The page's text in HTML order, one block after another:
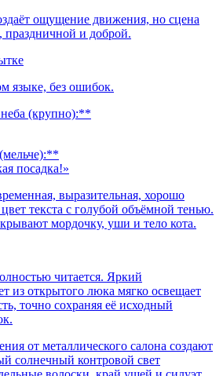
ощущение движения, но сцена
праздничной и доброй.
языке, без ошибок.
(крупно):**
посадка!»
выразительная, хорошо
текста с голубой объёмной тенью.
мордочку, уши и тело кота.
читается. Яркий
из открытого люка мягко освещает
точно сохраняя её исходный
от металлического салона создают
солнечный контровой свет